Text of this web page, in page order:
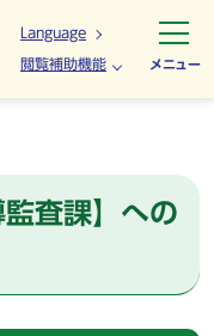
Language
閲覧補助機能 メニュー
監査課】への